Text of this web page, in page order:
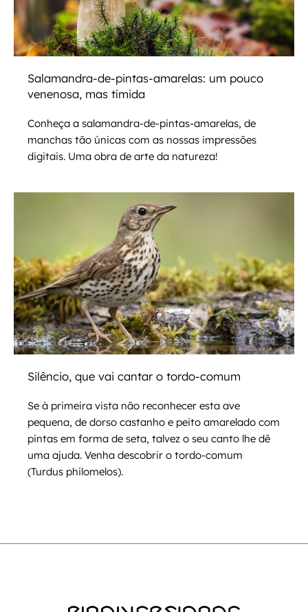
Salamandra-de-pintas-amarelas: um pouco
venenosa, mas tímida
Conheça a salamandra-de-pintas-amarelas, de
manchas tão únicas com as nossas impressões
digitais. Uma obra de arte da natureza!
Silêncio, que vai cantar o tordo-comum
Se à primeira vista não reconhecer esta ave
pequena, de dorso castanho e peito amarelado com
pintas em forma de seta, talvez o seu canto lhe dê
uma ajuda. Venha descobrir o tordo-comum
(Turdus philomelos).